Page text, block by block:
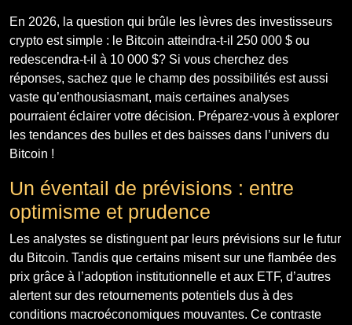
En 2026, la question qui brûle les lèvres des investisseurs
crypto est simple : le Bitcoin atteindra-t-il 250 000 $ ou
redescendra-t-il à 10 000 $? Si vous cherchez des
réponses, sachez que le champ des possibilités est aussi
vaste qu’enthousiasmant, mais certaines analyses
pourraient éclairer votre décision. Préparez-vous à explorer
les tendances des bulles et des baisses dans l’univers du
Bitcoin !
Un éventail de prévisions : entre
optimisme et prudence
Les analystes se distinguent par leurs prévisions sur le futur
du Bitcoin. Tandis que certains misent sur une flambée des
prix grâce à l’adoption institutionnelle et aux ETF, d’autres
alertent sur des retournements potentiels dus à des
conditions macroéconomiques mouvantes. Ce contraste